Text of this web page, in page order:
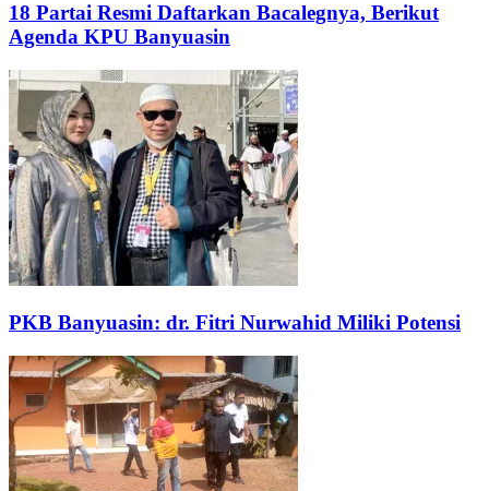
18 Partai Resmi Daftarkan Bacalegnya, Berikut
Agenda KPU Banyuasin
PKB Banyuasin: dr. Fitri Nurwahid Miliki Potensi